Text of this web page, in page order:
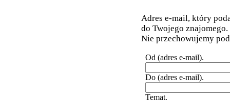
Adres e-mail, który
do Twojego znajomego.
Nie przechowujemy
Od (adres e-mail).
Do (adres e-mail).
Temat.